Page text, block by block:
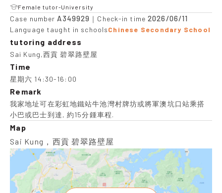
Female tutor-University
Case number A349929 ｜Check-in time2026/06/11
Language taught in schoolsChinese Secondary School
tutoring address
Sai Kung,西貢 碧翠路壁屋
Time
星期六 14:30-16:00
Remark
我家地址可在彩虹地鐵站牛池灣村牌坊或將軍澳坑口站乘搭
小巴或巴士到達, 約15分鍾車程.
Map
Sai Kung，西貢 碧翠路壁屋